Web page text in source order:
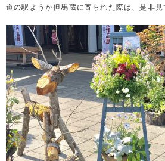
道の駅ようか但馬蔵に寄られた際は、是非見